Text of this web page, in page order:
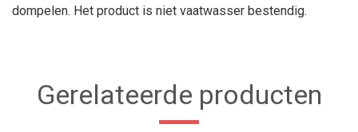
dompelen. Het product is niet vaatwasser bestendig.
Gerelateerde producten